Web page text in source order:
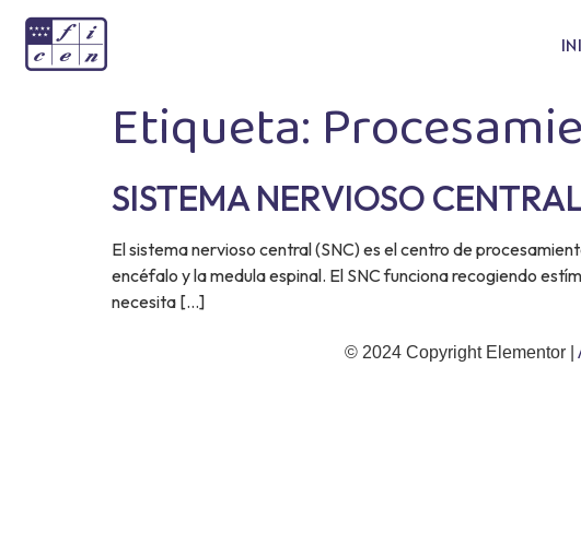
Etiqueta:
SISTEMA NERVIOSO
El sistema nervioso central (SNC) es el centro de
encéfalo y la medula espinal. El SNC funciona recogiendo
necesita […]
© 2024 Copyright Elementor |